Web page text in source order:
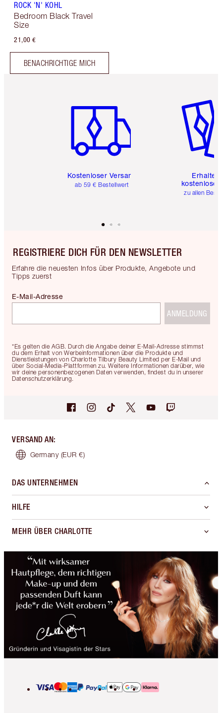
ROCK 'N' KOHL
Bedroom Black Travel
Size
21,00 €
BENACHRICHTIGE MICH
Kostenloser Versand
ab 59 € Bestellwert
Erhalte
kostenlose
zu allen
REGISTRIERE DICH FÜR DEN NEWSLETTER
Erfahre die neuesten Infos über Produkte, Angebote und
Tipps zuerst
*Es gelten die AGB. Durch die Angabe deiner E-Mail-Adresse stimmst
du dem Erhalt von Werbeinformationen über die Produkte und
Dienstleistungen von Charlotte Tilbury Beauty Limited per E-Mail und
über Social-Media-Plattformen zu. Weitere Informationen darüber, wie
wir deine personenbezogenen Daten verwenden, findest du in unserer
Datenschutzerklärung.
E-Mail-Adresse
ANMELDUNG
VERSAND AN:
Germany (EUR €)
DAS UNTERNEHMEN
HILFE
MEHR ÜBER CHARLOTTE